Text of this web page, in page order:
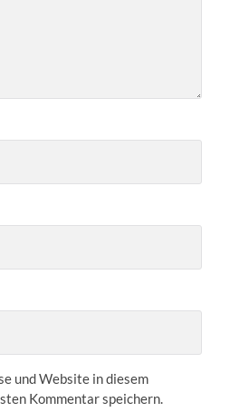
und Website in diesem
Kommentar speichern.